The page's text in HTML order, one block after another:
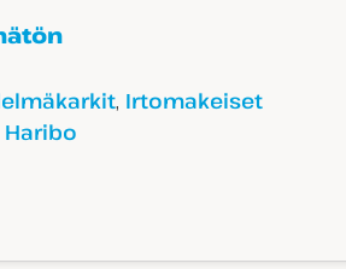
, Irtomakeiset
Haribo